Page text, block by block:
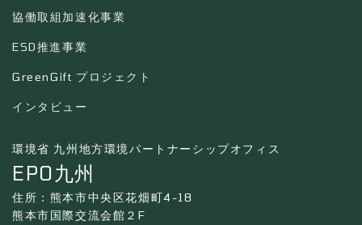
協働取組加速化事業
ESD推進事業
GreenGift プロジェクト
インタビュー
環境省 九州地方環境パートナーシップオフィス
EPO九州
住所：熊本市中央区花畑町4-18
熊本市国際交流会館２F